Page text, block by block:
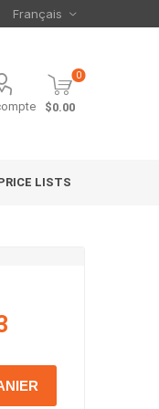
0
$0.00
LISTS